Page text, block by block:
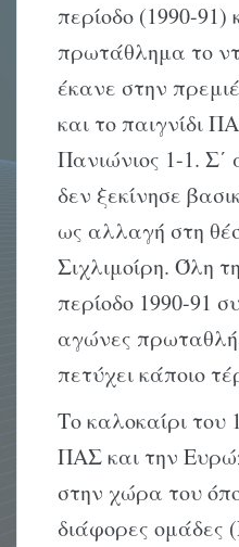
περίοδο (1990-91)
πρωτάθλημα το
έκανε στην
και το παιγνίδι
Πανιώνιος 1-1. Σ΄
δεν ξεκίνησε
ως αλλαγή στη
Σιχλιμοίρη. Όλη
περίοδο 1990-91
αγώνες
πετύχει κάποιο
Το καλοκαίρι του
ΠΑΣ και την
στην χώρα του
διάφορες ομάδες